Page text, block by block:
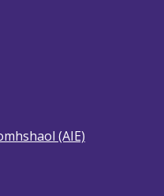
(AIE)